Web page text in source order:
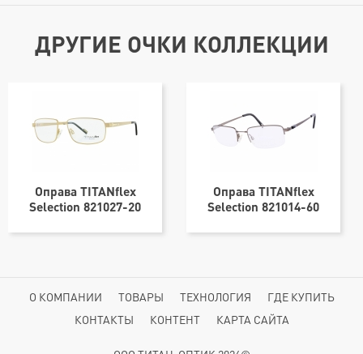
ДРУГИЕ ОЧКИ КОЛЛЕКЦИИ
Оправа TITANflex
Selection 821027-20
Оправа TITANflex
Selection 821014-60
О КОМПАНИИ ТОВАРЫ ТЕХНОЛОГИЯ
ГДЕ КУПИТЬ
КОНТАКТЫ
КОНТЕНТ КАРТА САЙТА